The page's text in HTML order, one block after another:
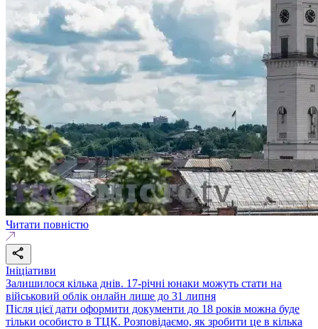
Читати повністю
Ініціативи
Залишилося кілька днів. 17-річні юнаки можуть стати на
військовий облік онлайн лише до 31 липня
Після цієї дати оформити документи до 18 років можна буде
тільки особисто в ТЦК. Розповідаємо, як зробити це в кілька